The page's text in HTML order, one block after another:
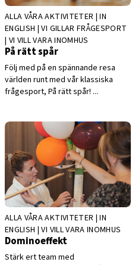
ALLA VÅRA AKTIVITETER | IN
ENGLISH | VI GILLAR FRÅGESPORT
| VI VILL VARA INOMHUS
På rätt spår
Följ med på en spännande resa
världen runt med vår klassiska
frågesport, På rätt spår! ...
ALLA VÅRA AKTIVITETER | IN
ENGLISH | VI VILL VARA INOMHUS
Dominoeffekt
Stärk ert team med